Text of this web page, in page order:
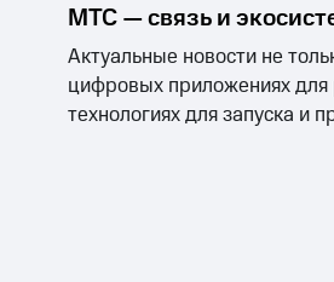
МТС — связь и
Актуальные новости не
цифровых приложениях
технологиях для запуска и